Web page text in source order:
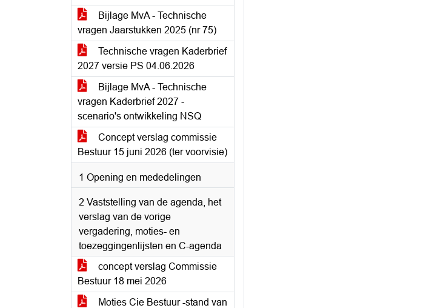
Bijlage MvA - Technische
vragen Jaarstukken 2025 (nr 75)
Technische vragen Kaderbrief
2027 versie PS 04.06.2026
Bijlage MvA - Technische
vragen Kaderbrief 2027 -
scenario's ontwikkeling NSQ
Concept verslag commissie
Bestuur 15 juni 2026 (ter voorvisie)
1 Opening en mededelingen
2 Vaststelling van de agenda, het
verslag van de vorige
vergadering, moties- en
toezeggingenlijsten en C-agenda
concept verslag Commissie
Bestuur 18 mei 2026
Moties Cie Bestuur -stand van